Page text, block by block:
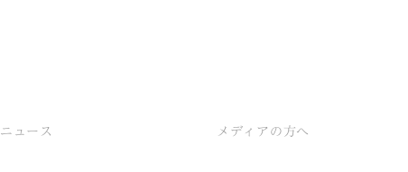
ニュース メディアの方へ